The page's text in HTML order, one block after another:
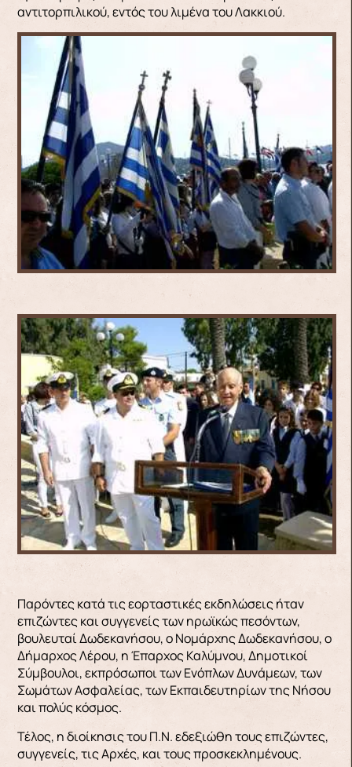
αντιτορπιλικού, εντός του λιμένα του Λακκιού.
Παρόντες κατά τις εορταστικές εκδηλώσεις ήταν
επιζώντες και συγγενείς των ηρωϊκώς πεσόντων,
βουλευταί Δωδεκανήσου, ο Νομάρχης Δωδεκανήσου, ο
Δήμαρχος Λέρου, η Έπαρχος Καλύμνου, Δημοτικοί
Σύμβουλοι, εκπρόσωποι των Ενόπλων Δυνάμεων, των
Σωμάτων Ασφαλείας, των Εκπαιδευτηρίων της Νήσου
και πολύς κόσμος.
Τέλος, η διοίκησις του Π.Ν. εδεξιώθη τους επιζώντες,
συγγενείς, τις Αρχές, και τους προσκεκλημένους.